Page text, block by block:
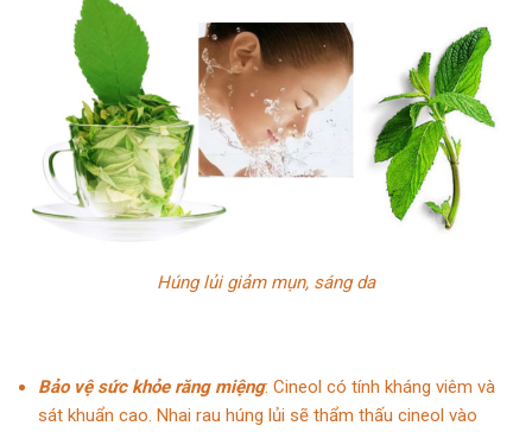
Húng lủi giảm mụn, sáng da
Bảo vệ sức khỏe răng miệng: Cineol có tính kháng viêm và
sát khuẩn cao. Nhai rau húng lủi sẽ thẩm thấu cineol vào